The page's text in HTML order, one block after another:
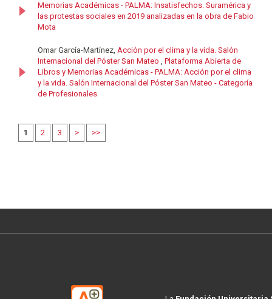
Memorias Académicas - PALMA: Insatisfechos. Suramérica y
las protestas sociales en 2019 analizadas en la obra de Fabio
Mota
Omar García-Martínez, Acción por el clima y la vida. Salón
Internacional del Póster San Mateo , Plataforma Abierta de
Libros y Memorias Académicas - PALMA: Acción por el clima
y la vida. Salón Internacional del Póster San Mateo - Categoría
de Profesionales
1 2 3 > >>